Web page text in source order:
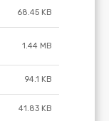
68.45 KB
1.44 MB
94.1 KB
41.83 KB